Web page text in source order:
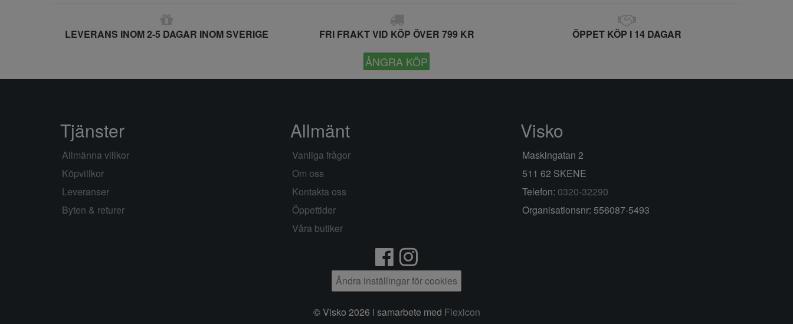
LEVERANS INOM 2-5 DAGAR INOM SVERIGE FRI FRAKT VID KÖP ÖVER 799 KR ÖPPET KÖP I 14 DAGAR
ÅNGRA KÖP
Tjänster
Allmänna villkor
Köpvillkor
Leveranser
Byten & returer
Allmänt
Vanliga frågor
Om oss
Kontakta oss
Öppettider
Våra butiker
Visko
Maskingatan 2
511 62 SKENE
Telefon: 0320-32290
Organisationsnr: 556087-5493
Ändra inställingar för cookies
© Visko 2026 i samarbete med Flexicon